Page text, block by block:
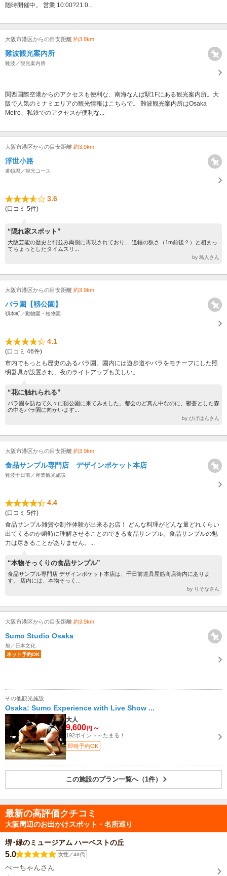
随時開催中。 営業 10:00?21:0...
大阪市港区からの目安距離 約3.8km
難波観光案内所
難波／観光案内所
関西国際空港からのアクセスも便利な、南海なんば駅1Fにある観光案内所。大
阪で人気のミナミエリアの観光情報はこちらで。 難波観光案内所はOsaka
Metro、私鉄でのアクセスが便利な...
大阪市港区からの目安距離 約3.9km
浮世小路
道頓堀／観光コース
3.6
(口コミ 5件)
“隠れ家スポット”
大阪芸能の歴史と街並み両側に再現されており、 道幅の狭さ（1m前後？）と相まっ
てちょっとしたタイムスリ...
by 島人さん
大阪市港区からの目安距離 約3.9km
バラ園【靱公園】
靱本町／動物園・植物園
4.1
(口コミ 46件)
市内でもっとも歴史のあるバラ園。園内には遊歩道やバラをモチーフにした照
明器具が設置され、夜のライトアップも美しい。
“花に触れられる”
バラ園を訪ねて久々に靱公園に来てみました。都会のど真ん中なのに、鬱蒼とした森
の中をバラ園に向かいます...
by ひげはんさん
大阪市港区からの目安距離 約3.9km
食品サンプル専門店 デザインポケット本店
難波千日前／産業観光施設
4.4
(口コミ 5件)
食品サンプル雑貨や制作体験が出来るお店！ どんな料理がどんな量どれくらい
出てくるのか瞬時に理解させることのできる食品サンプル。食品サンプルの魅
力は尽きることがありません。...
“本物そっくりの食品サンプル”
食品サンプル専門店 デザインポケット本店は、千日前道具屋筋商店街内にありま
す。 店内には、本物そっく...
by りそなさん
大阪市港区からの目安距離 約3.9km
Sumo Studio Osaka
旭／日本文化
ネット予約OK
その他観光施設
Osaka: Sumo Experience with Live Show ...
大人
9,600 円 ～
192ポイント～たまる！
即時予約OK
この施設のプラン一覧へ（1件）
最新の高評価クチコミ
大阪周辺のお出かけスポット・名所巡り
堺･緑のミュージアム ハーベストの丘
5.0 女性／40代
ぺーちゃんさん